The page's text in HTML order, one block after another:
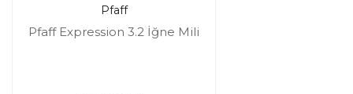
Pfaff
Pfaff Expression 3.2 İğne Mili